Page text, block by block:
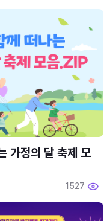
가정의 달 축제 모
1527